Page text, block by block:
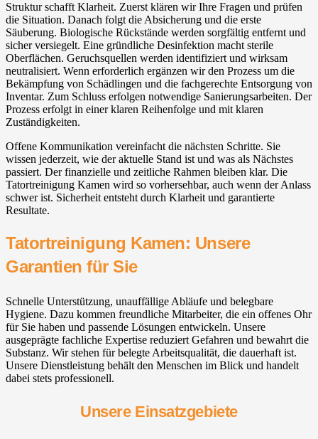
Struktur schafft Klarheit. Zuerst klären wir Ihre Fragen und prüfen
die Situation. Danach folgt die Absicherung und die erste
Säuberung. Biologische Rückstände werden sorgfältig entfernt und
sicher versiegelt. Eine gründliche Desinfektion macht sterile
Oberflächen. Geruchsquellen werden identifiziert und wirksam
neutralisiert. Wenn erforderlich ergänzen wir den Prozess um die
Bekämpfung von Schädlingen und die fachgerechte Entsorgung von
Inventar. Zum Schluss erfolgen notwendige Sanierungsarbeiten. Der
Prozess erfolgt in einer klaren Reihenfolge und mit klaren
Zuständigkeiten.
Offene Kommunikation vereinfacht die nächsten Schritte. Sie
wissen jederzeit, wie der aktuelle Stand ist und was als Nächstes
passiert. Der finanzielle und zeitliche Rahmen bleiben klar. Die
Tatortreinigung Kamen wird so vorhersehbar, auch wenn der Anlass
schwer ist. Sicherheit entsteht durch Klarheit und garantierte
Resultate.
Tatortreinigung Kamen: Unsere
Garantien für Sie
Schnelle Unterstützung, unauffällige Abläufe und belegbare
Hygiene. Dazu kommen freundliche Mitarbeiter, die ein offenes Ohr
für Sie haben und passende Lösungen entwickeln. Unsere
ausgeprägte fachliche Expertise reduziert Gefahren und bewahrt die
Substanz. Wir stehen für belegte Arbeitsqualität, die dauerhaft ist.
Unsere Dienstleistung behält den Menschen im Blick und handelt
dabei stets professionell.
Unsere Einsatzgebiete